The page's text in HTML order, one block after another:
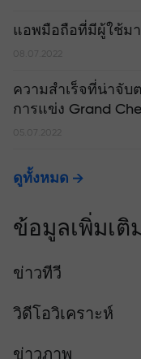
แอพมือถือที่มีผู้ใช้ม
08.07.2022
ความสำเร็จที่น่าจับ
การแข่ง Grand
ดูทั้งหมด
ข้อมูลเพิ่มเติ
ข่าวทีวี
วิดีโอวิเคราะห์
ข่าวภาพ